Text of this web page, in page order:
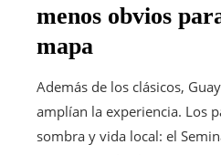
menos obvios
mapa
Además de los clásicos,
amplían la experiencia. Los
sombra y vida local: el